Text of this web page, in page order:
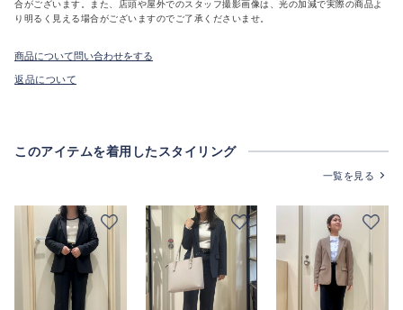
合がございます。また、店頭や屋外でのスタッフ撮影画像は、光の加減で実際の商品よ
り明るく見える場合がございますのでご了承くださいませ。
商品について問い合わせをする
返品について
このアイテムを着用したスタイリング
一覧を見る